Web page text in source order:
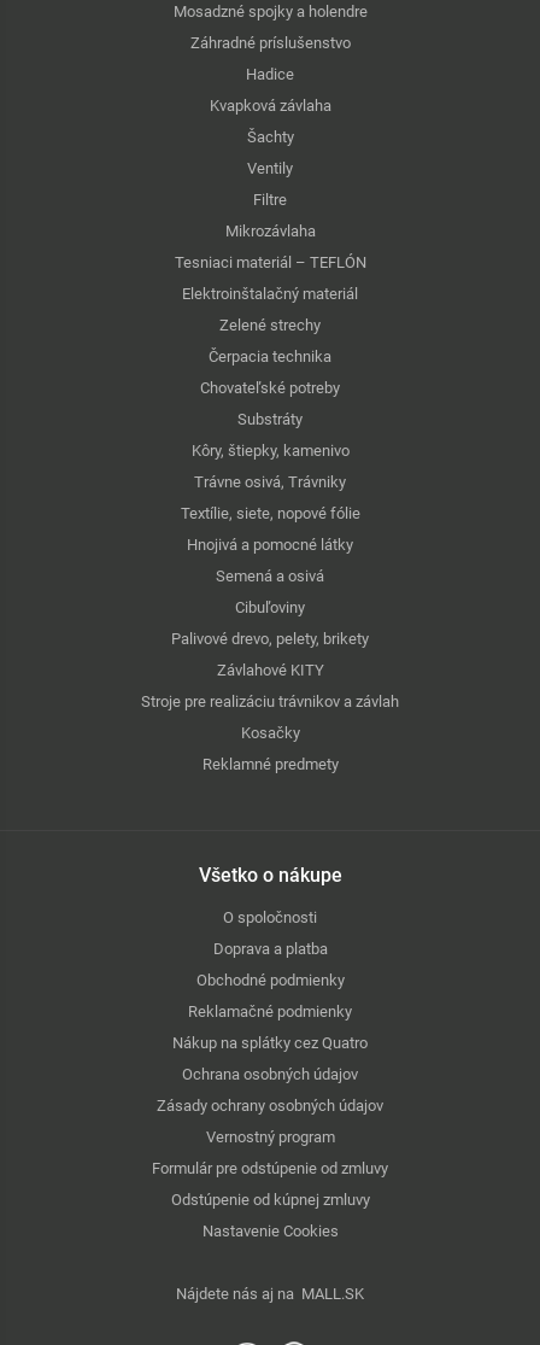
Mosadzné spojky a holendre
Záhradné príslušenstvo
Hadice
Kvapková závlaha
Šachty
Ventily
Filtre
Mikrozávlaha
Tesniaci materiál – TEFLÓN
Elektroinštalačný materiál
Zelené strechy
Čerpacia technika
Chovateľské potreby
Substráty
Kôry, štiepky, kamenivo
Trávne osivá, Trávniky
Textílie, siete, nopové fólie
Hnojivá a pomocné látky
Semená a osivá
Cibuľoviny
Palivové drevo, pelety, brikety
Závlahové KITY
Stroje pre realizáciu trávnikov a závlah
Kosačky
Reklamné predmety
Všetko o nákupe
O spoločnosti
Doprava a platba
Obchodné podmienky
Reklamačné podmienky
Nákup na splátky cez Quatro
Ochrana osobných údajov
Zásady ochrany osobných údajov
Vernostný program
Formulár pre odstúpenie od zmluvy
Odstúpenie od kúpnej zmluvy
Nastavenie Cookies
Nájdete nás aj na MALL.SK